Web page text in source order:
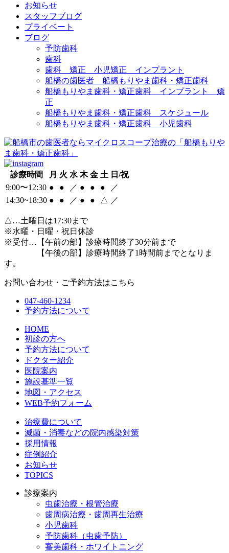
お知らせ
スタッフブログ
プライベート
ブログ
予防歯科
歯科
歯科 矯正 小児矯正 インプラント
船橋の歯医者 船橋もりやま歯科・矯正歯科
船橋もりやま歯科・矯正歯科 インプラント 矯
正
船橋もりやま歯科・矯正歯科 スケジュール
船橋もりやま歯科・矯正歯科 小児歯科
診療時間 月 火 水 木 金 土 日/祝
9:00〜12:30 ● ● ／ ● ● ●
／
14:30~18:30 ● ● ／ ● ● △ ／
△…土曜日は17:30まで
※水曜・日曜・祝日休診
※受付…【午前の部】診療時間終了30分前まで
【午後の部】診療時間終了1時間前までとなりま
す。
お問い合わせ・ご予約方法はこちら
047-460-1234
予約方法について
HOME
初診の方へ
予約方法について
ドクター紹介
医院案内
施設基準一覧
地図・アクセス
WEB予約フォーム
治療費について
滅菌・消毒などの院内感染対策
採用情報
症例紹介
お知らせ
TOPICS
診療案内
虫歯治療・根管治療
歯周病治療・歯周再生治療
小児歯科
予防歯科（虫歯予防）
審美歯科・ホワイトニング